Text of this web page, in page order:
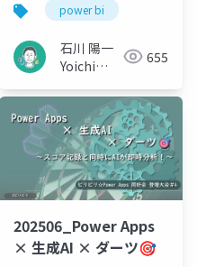
power bi
石川 陽一
Yoichi
655
202506_Power Apps
× 生成AI × ダーツ🎯